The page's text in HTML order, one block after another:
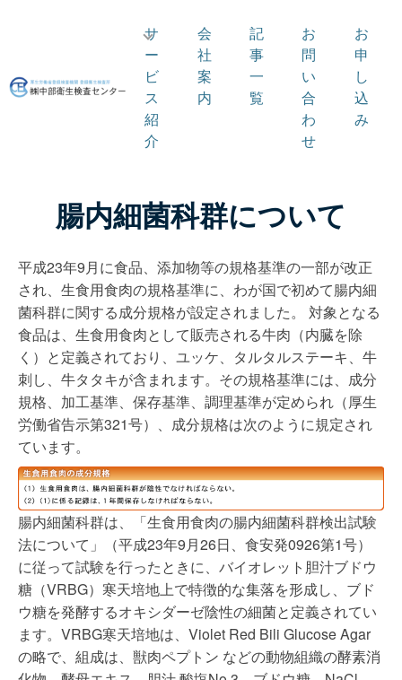
サ
ー
ビ
ス
紹
介
会
社
案
内
記
事
一
覧
お
問
い
合
わ
せ
お
申
し
込
み
腸内細菌科群について
平成23年9月に食品、添加物等の規格基準の一部が改正
され、生食用食肉の規格基準に、わが国で初めて腸内細
菌科群に関する成分規格が設定されました。 対象となる
食品は、生食用食肉として販売される牛肉（内臓を除
く）と定義されており、ユッケ、タルタルステーキ、牛
刺し、牛タタキが含まれます。その規格基準には、成分
規格、加工基準、保存基準、調理基準が定められ（厚生
労働省告示第321号）、成分規格は次のように規定され
ています。
腸内細菌科群は、「生食用食肉の腸内細菌科群検出試験
法について」（平成23年9月26日、食安発0926第1号）
に従って試験を行ったときに、バイオレット胆汁ブドウ
糖（VRBG）寒天培地上で特徴的な集落を形成し、ブド
ウ糖を発酵するオキシダーゼ陰性の細菌と定義されてい
ます。VRBG寒天培地は、Violet Red Bili Glucose Agar
の略で、組成は、獣肉ペプトン などの動物組織の酵素消